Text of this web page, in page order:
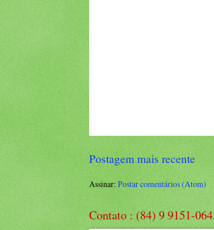
Postagem mais recente
Assinar:Postar comentários (Atom)
Contato : (84) 9 9151-